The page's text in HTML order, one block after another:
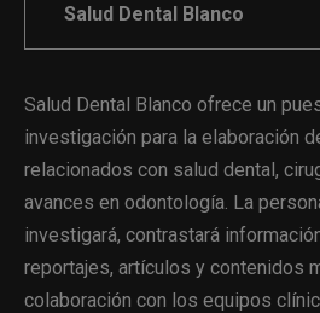
Salud Dental Blanco
Salud Dental Blanco ofrece un
investigación para la elaboración
relacionados con salud dental,
avances en odontología. La
investigará, contrastará
reportajes, artículos y contenidos
colaboración con los equipos